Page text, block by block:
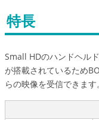
特長
Small HDのハンドヘル
が搭載されているため
らの映像を受信できます。